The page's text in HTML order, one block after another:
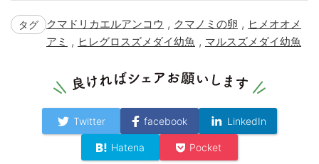
タグ クマドリカエルアンコウ , クマノミの卵 , ヒメオオメ
アミ , ヒレグロスズメダイ幼魚 , マルスズメダイ幼魚
Twitter facebook LinkedIn
Hatena Pocket